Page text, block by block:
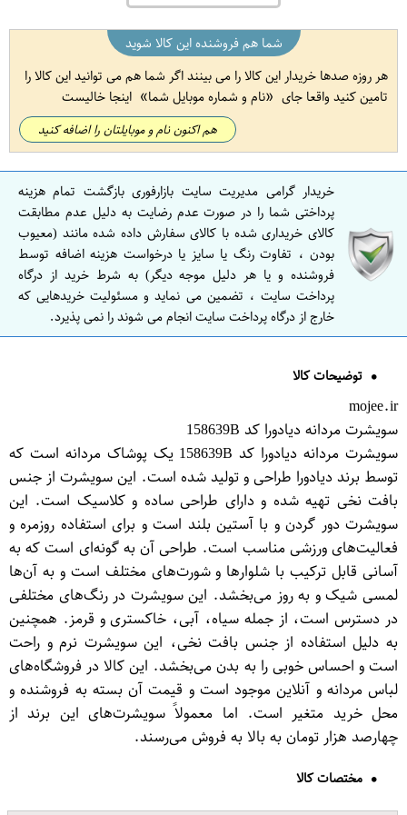
شما هم فروشنده این کالا شوید
هر روزه صدها خریدار این کالا را می بینند اگر شما هم می توانید این کالا را
تامین کنید واقعا جای
نام و شماره موبایل شما اینجا خالیست
هم اکنون نام و موبایلتان را اضافه کنید
خریدار گرامی مدیریت سایت بازارفوری بازگشت تمام هزینه
پرداختی شما را در صورت عدم رضایت به دلیل عدم مطابقت
کالای خریداری شده با کالای سفارش داده شده مانند (معیوب
بودن ، تفاوت رنگ یا سایز یا درخواست هزینه اضافه توسط
فروشنده و یا هر دلیل موجه دیگر) به شرط خرید از درگاه
پرداخت سایت ، تضمین می نماید و مسئولیت خریدهایی که
خارج از درگاه پرداخت سایت انجام می شوند را نمی پذیرد.
توضیحات کالا
mojee.ir
سویشرت مردانه دیادورا کد 158639B
سویشرت مردانه دیادورا کد 158639B یک پوشاک مردانه است که
توسط برند دیادورا طراحی و تولید شده است. این سویشرت از جنس
بافت نخی تهیه شده و دارای طراحی ساده و کلاسیک است. این
سویشرت دور گردن و با آستین بلند است و برای استفاده روزمره و
فعالیت‌های ورزشی مناسب است. طراحی آن به گونه‌ای است که به
آسانی قابل ترکیب با شلوارها و شورت‌های مختلف است و به آن‌ها
لمسی شیک و به روز می‌بخشد. این سویشرت در رنگ‌های مختلفی
در دسترس است، از جمله سیاه، آبی، خاکستری و قرمز. همچنین
به دلیل استفاده از جنس بافت نخی، این سویشرت نرم و راحت
است و احساس خوبی را به بدن می‌بخشد. این کالا در فروشگاه‌های
لباس مردانه و آنلاین موجود است و قیمت آن بسته به فروشنده و
محل خرید متغیر است. اما معمولاً سویشرت‌های این برند از
چهارصد هزار تومان به بالا به فروش می‌رسند.
مختصات کالا